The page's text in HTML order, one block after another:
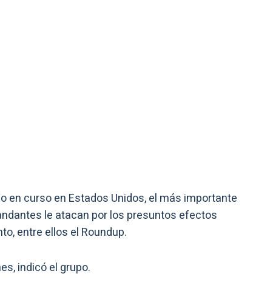
en curso en Estados Unidos, el más importante
le atacan por los presuntos efectos
entre ellos el Roundup.
indicó el grupo.